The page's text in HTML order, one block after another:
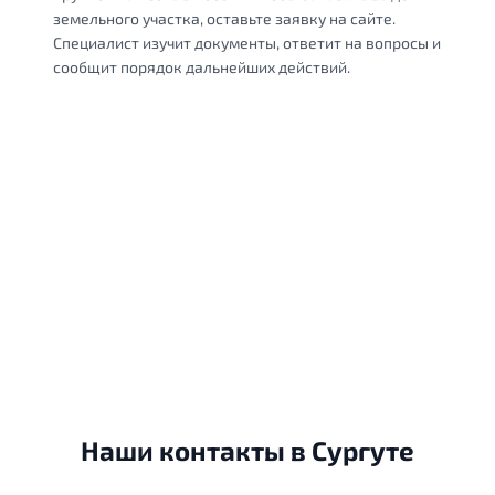
земельного участка, оставьте заявку на сайте.
Специалист изучит документы, ответит на вопросы и
сообщит порядок дальнейших действий.
Наши контакты в Сургуте